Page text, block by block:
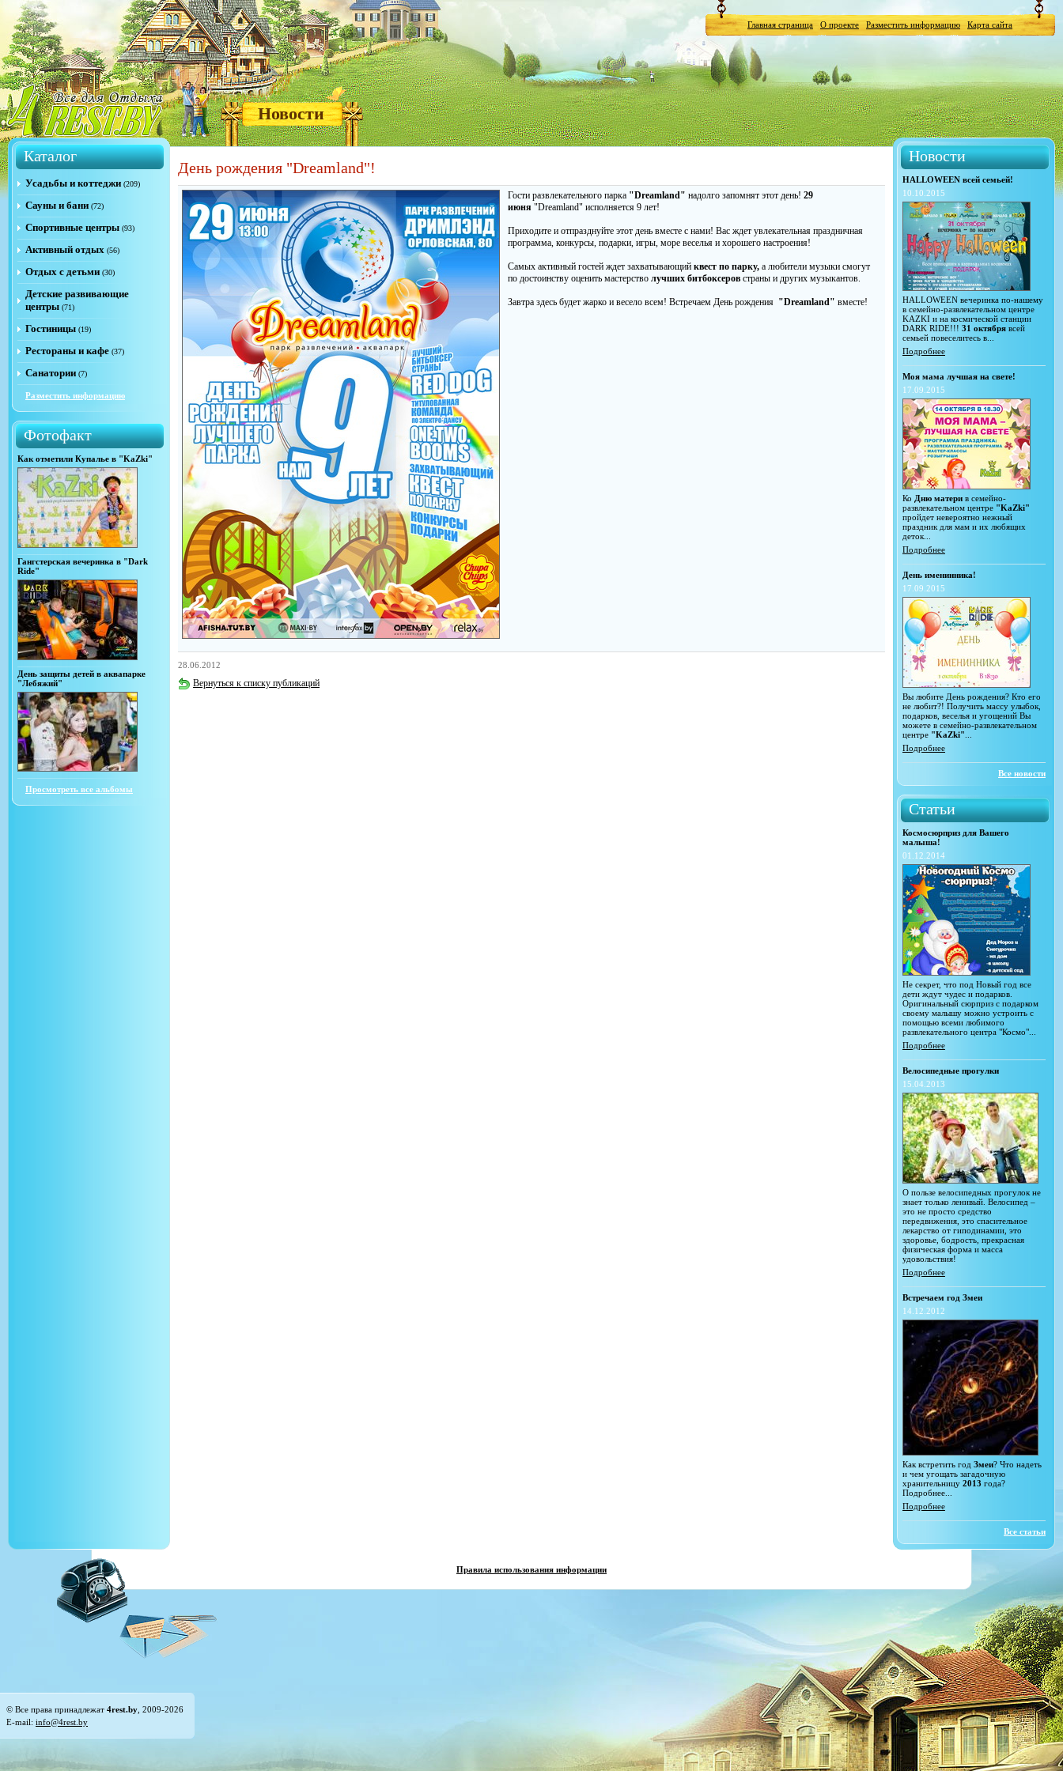
Главная страница О проекте Разместить информацию Карта сайта
Новости
Каталог
Усадьбы и коттеджи (209)
Сауны и бани (72)
Спортивные центры (93)
Активный отдых (56)
Отдых с детьми (30)
Детские развивающие
центры (71)
Гостиницы (19)
Рестораны и кафе (37)
Санатории (7)
Разместить информацию
Фотофакт
Как отметили Купалье в "KaZki"
Гангстерская вечеринка в "Dark
Ride"
День защиты детей в аквапарке
"Лебяжий"
Просмотреть все альбомы
День рождения "Dreamland"!
Гости развлекательного парка "Dreamland" надолго запомнят этот день! 29
июня "Dreamland" исполняется 9 лет!
Приходите и отпразднуйте этот день вместе с нами! Вас ждет увлекательная праздничная
программа, конкурсы, подарки, игры, море веселья и хорошего настроения!
Самых активный гостей ждет захватывающий квест по парку, а любители музыки смогут
по достоинству оценить мастерство лучших битбоксеров страны и других музыкантов.
Завтра здесь будет жарко и весело всем! Встречаем День рождения "Dreamland" вместе!
28.06.2012
Вернуться к списку публикаций
Новости
HALLOWEEN всей семьей!
10.10.2015
HALLOWEEN вечеринка по-нашему
в семейно-развлекательном центре
KAZKI и на космической станции
DARK RIDE!!! 31 октября всей
семьей повеселитесь в...
Подробнее
Моя мама лучшая на свете!
17.09.2015
Ко Дню матери в семейно-
развлекательном центре "KaZki"
пройдет невероятно нежный
праздник для мам и их любящих
деток...
Подробнее
День именинника!
17.09.2015
Вы любите День рождения? Кто его
не любит?! Получить массу улыбок,
подарков, веселья и угощений Вы
можете в семейно-развлекательном
центре "KaZki"
Подробнее
Все новости
Статьи
Космосюрприз для Вашего
малыша!
01.12.2014
Не секрет, что под Новый год все
дети ждут чудес и подарков.
Оригинальный сюрприз с подарком
своему малышу можно устроить с
помощью всеми любимого
развлекательного центра "Космо"...
Подробнее
Велосипедные прогулки
15.04.2013
О пользе велосипедных прогулок не
знает только ленивый. Велосипед –
это не просто средство
передвижения, это спасительное
лекарство от гиподинамии, это
здоровье, бодрость, прекрасная
физическая форма и масса
удовольствия!
Подробнее
Встречаем год Змеи
14.12.2012
Как встретить год Змеи? Что надеть
и чем угощать загадочную
хранительницу 2013 года?
Подробнее...
Подробнее
Все статьи
Правила использования информации
© Все права принадлежат 4rest.by , 2009-2026
E-mail: info@4rest.by